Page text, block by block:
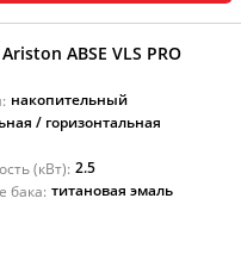
ABSE VLS PRO
накопительный
/ горизонтальная
(кВт): 2.5
бака: титановая эмаль